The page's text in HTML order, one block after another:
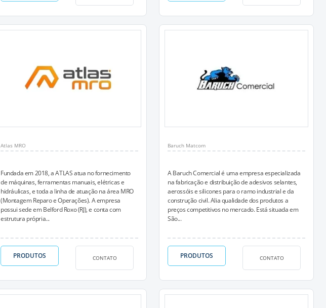
Atlas MRO
Fundada em 2018, a ATLAS atua no fornecimento
de máquinas, ferramentas manuais, elétricas e
hidráulicas, e toda a linha de atuação na área MRO
(Montagem Reparo e Operações). A empresa
possui sede em Belford Roxo (RJ), e conta com
estrutura própria...
PRODUTOS CONTATO
Baruch Matcom
A Baruch Comercial é uma empresa especializada
na fabricação e distribuição de adesivos selantes,
aerossóis e silicones para o ramo industrial e da
construção civil. Alia qualidade dos produtos a
preços competitivos no mercado. Está situada em
São...
PRODUTOS CONTATO